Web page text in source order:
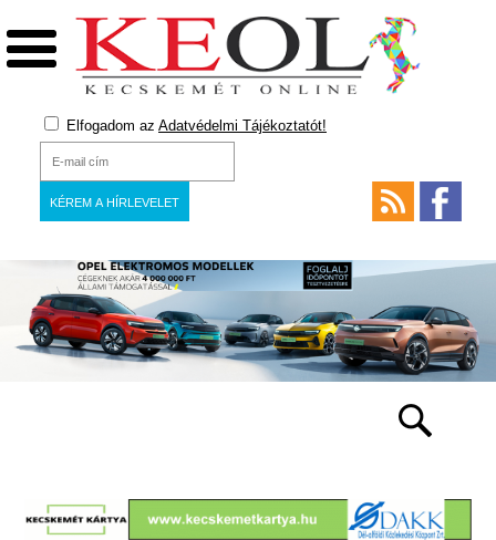
Elfogadom az Adatvédelmi Tájékoztatót!